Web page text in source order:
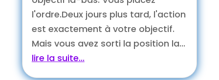
l'ordre.Deux jours plus tard, l'action
est exactement à votre objectif.
Mais vous avez sorti la position la...
lire la suite...